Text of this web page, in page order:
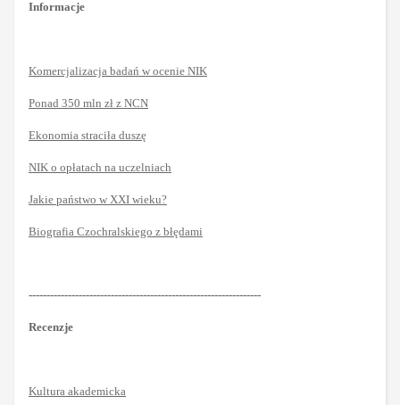
Informacje
Komercjalizacja badań w ocenie NIK
Ponad 350 mln zł z NCN
Ekonomia straciła duszę
NIK o opłatach na uczelniach
Jakie państwo w XXI wieku?
Biografia Czochralskiego z błędami
-----------------------------------------------------------------
Recenzje
Kultura akademicka